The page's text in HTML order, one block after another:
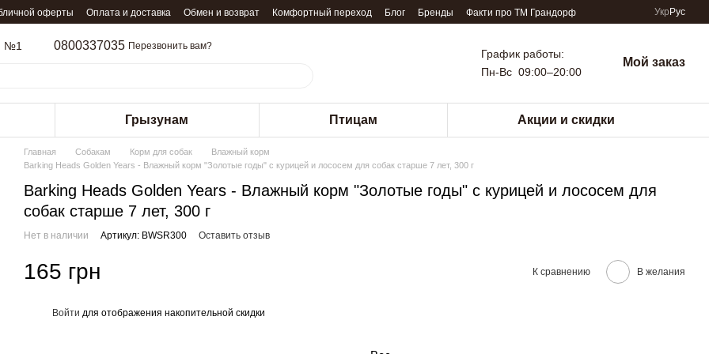
оферты Оплата и доставка Обмен и возврат Комфортный переход Блог Бренды Факти про TM Грандорф Укр Рус
№1 0800337035 Перезвонить вам?
График работы:
Пн-Вс 09:00–20:00
Мой заказ
Грызунам Птицам Акции и скидки
Главная Собакам Корм для собак
Влажный корм
Barking Heads Golden Years - Влажный корм "Золотые годы" с курицей и лососем для собак старше 7 лет, 300 г
Barking Heads Golden Years - Влажный корм "Золотые годы" с курицей и лососем для
собак старше 7 лет, 300 г
Нет в наличии Артикул: BWSR300 Оставить отзыв
165 грн К сравнению В желания
Войти для отображения накопительной скидки